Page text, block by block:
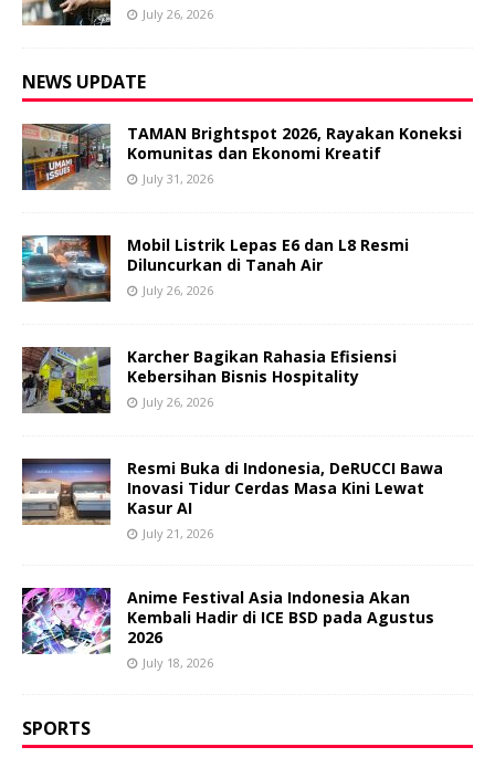
July 26, 2026
NEWS UPDATE
TAMAN Brightspot 2026, Rayakan Koneksi
Komunitas dan Ekonomi Kreatif
July 31, 2026
Mobil Listrik Lepas E6 dan L8 Resmi
Diluncurkan di Tanah Air
July 26, 2026
Karcher Bagikan Rahasia Efisiensi
Kebersihan Bisnis Hospitality
July 26, 2026
Resmi Buka di Indonesia, DeRUCCI Bawa
Inovasi Tidur Cerdas Masa Kini Lewat
Kasur AI
July 21, 2026
Anime Festival Asia Indonesia Akan
Kembali Hadir di ICE BSD pada Agustus
2026
July 18, 2026
SPORTS